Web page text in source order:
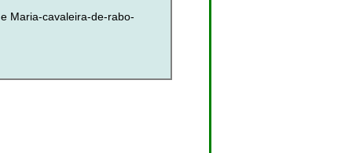
e Maria-cavaleira-de-rabo-